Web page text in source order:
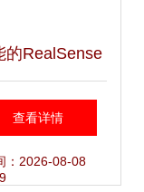
的RealSense
脸识别、机器
人机与VR的
查看详情
：2026-08-08